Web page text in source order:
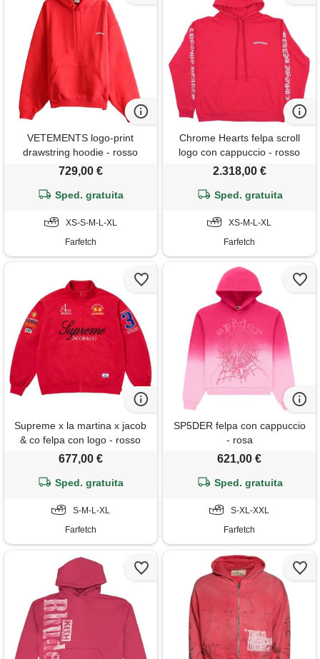
VETEMENTS logo-print
drawstring hoodie - rosso
729,00 €
Sped. gratuita
XS-S-M-L-XL
Farfetch
Chrome Hearts felpa scroll
logo con cappuccio - rosso
2.318,00 €
Sped. gratuita
XS-M-L-XL
Farfetch
Supreme x la martina x jacob
& co felpa con logo - rosso
677,00 €
Sped. gratuita
S-M-L-XL
Farfetch
SP5DER felpa con cappuccio
- rosa
621,00 €
Sped. gratuita
S-XL-XXL
Farfetch